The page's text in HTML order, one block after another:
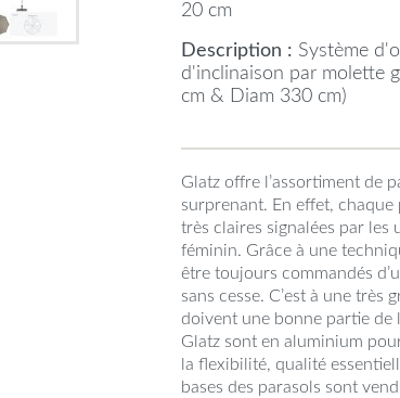
20 cm
Description : Système
d'inclinaison par molette
cm & Diam 330 cm)
Glatz offre l’assortiment de
surprenant. En effet, chaque
très claires signalées par
féminin. Grâce à une
être toujours commandés
sans cesse. C’est à une très
doivent une bonne partie de
Glatz sont en aluminium
la flexibilité, qualité
bases des parasols sont